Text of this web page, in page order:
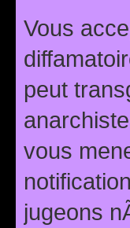
Vous
peut
vous
jugeons